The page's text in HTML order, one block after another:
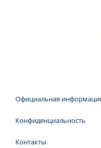
Официальная
Конфиденциальность
Контакты